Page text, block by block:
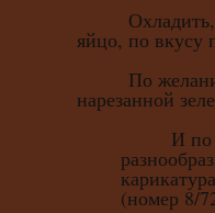
Охладить,
яйцо, по вкусу
По желанию
нарезанной
И по
(номер 8/